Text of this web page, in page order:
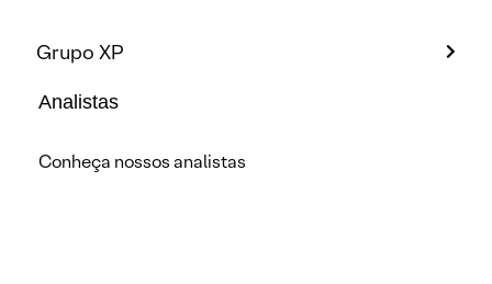
Grupo XP
Analistas
Conheça nossos analistas